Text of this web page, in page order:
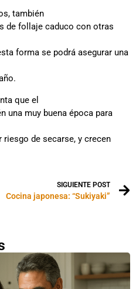
también
de follaje caduco con otras
forma se podrá asegurar una
que el
una muy buena época para
de secarse, y crecen
SIGUIENTE POST
Cocina japonesa: “Sukiyaki”